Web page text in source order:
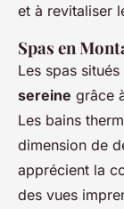
et à revitaliser
Spas en
Les spas
sereine grâce
Les bains
dimension de
apprécient la
des vues